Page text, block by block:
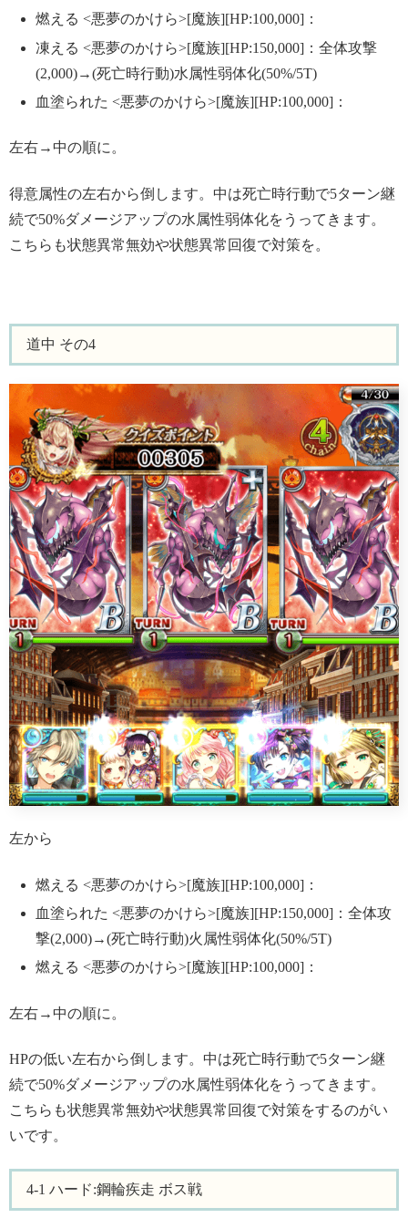
燃える <悪夢のかけら>[魔族][HP:100,000]：
凍える <悪夢のかけら>[魔族][HP:150,000]：全体攻撃
(2,000)→(死亡時行動)水属性弱体化(50%/5T)
血塗られた <悪夢のかけら>[魔族][HP:100,000]：
左右→中の順に。
得意属性の左右から倒します。中は死亡時行動で5ターン継
続で50%ダメージアップの水属性弱体化をうってきます。
こちらも状態異常無効や状態異常回復で対策を。
道中 その4
左から
燃える <悪夢のかけら>[魔族][HP:100,000]：
血塗られた <悪夢のかけら>[魔族][HP:150,000]：全体攻
撃(2,000)→(死亡時行動)火属性弱体化(50%/5T)
燃える <悪夢のかけら>[魔族][HP:100,000]：
左右→中の順に。
HPの低い左右から倒します。中は死亡時行動で5ターン継
続で50%ダメージアップの水属性弱体化をうってきます。
こちらも状態異常無効や状態異常回復で対策をするのがい
いです。
4-1 ハード:鋼輪疾走 ボス戦